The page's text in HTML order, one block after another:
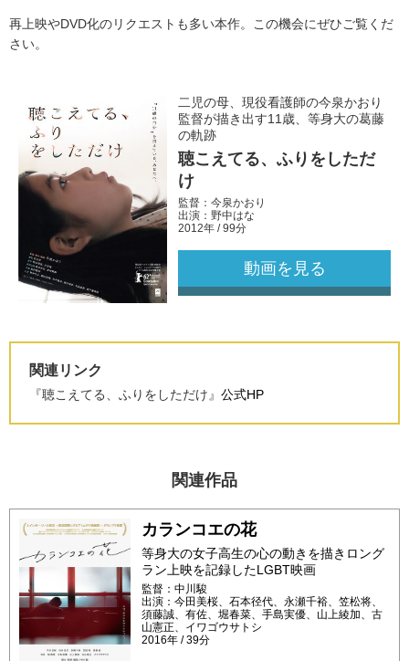
再上映やDVD化のリクエストも多い本作。この機会にぜひご覧くだ
さい。
二児の母、現役看護師の今泉かおり
監督が描き出す11歳、等身大の葛藤
の軌跡
聴こえてる、ふりをしただ
け
監督：今泉かおり
出演：野中はな
2012年 / 99分
動画を見る
関連リンク
『聴こえてる、ふりをしただけ』 公式HP
関連作品
カランコエの花
等身大の女子高生の心の動きを描きロング
ラン上映を記録したLGBT映画
監督：中川駿
出演：今田美桜、石本径代、永瀬千裕、笠松将、
須藤誠、有佐、堀春菜、手島実優、山上綾加、古
山憲正、イワゴウサトシ
2016年 / 39分